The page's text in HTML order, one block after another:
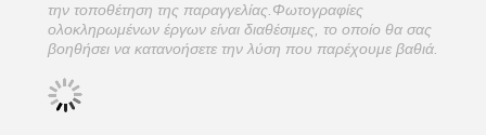
την τοποθέτηση της παραγγελίας.Φωτογραφίες
ολοκληρωμένων έργων είναι διαθέσιμες, το οποίο θα σας
βοηθήσει να κατανοήσετε την λύση που παρέχουμε βαθιά.